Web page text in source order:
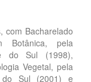
com Bacharelado
Botânica, pela
do Sul (1998),
Vegetal, pela
do Sul (2001) e